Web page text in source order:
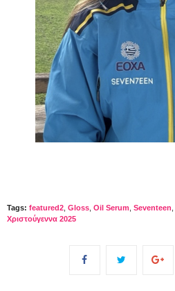
Tags: featured2 Gloss Oil Serum Seventeen
Χριστούγεννα 2025